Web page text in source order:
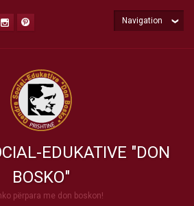
EDUKATIVE "DON
BOSKO"
përpara me don boskon!
Navigation